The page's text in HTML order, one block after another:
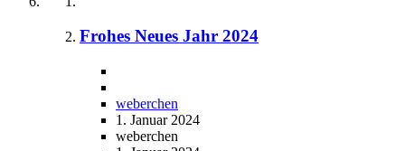
Frohes Neues Jahr 2024
weberchen
1. Januar 2024
weberchen